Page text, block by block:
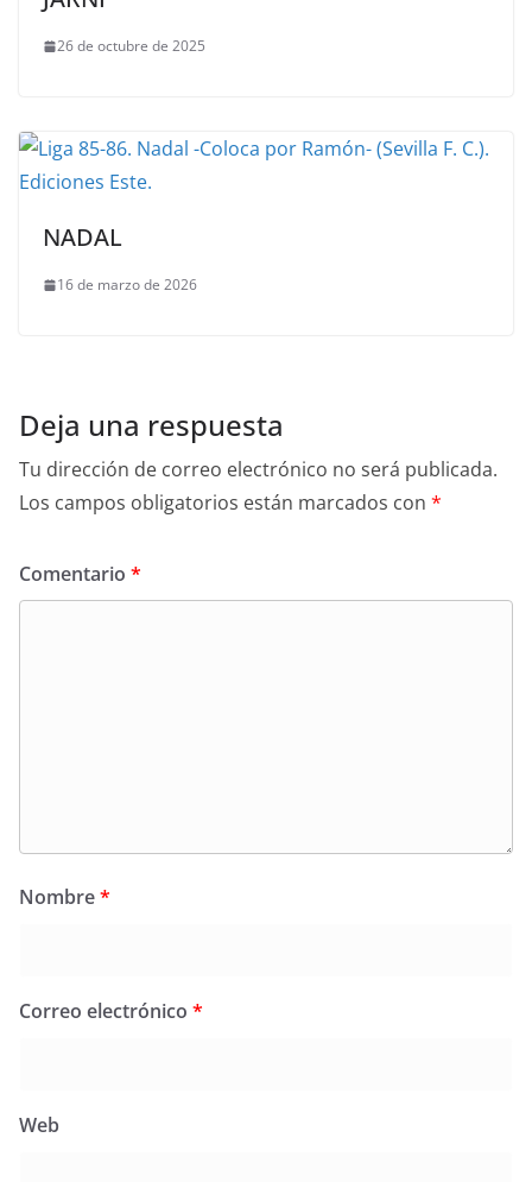
26 de octubre de 2025
NADAL
16 de marzo de 2026
Deja una respuesta
Tu dirección de correo electrónico no será publicada.
Los campos obligatorios están marcados con *
Comentario *
Nombre*
Correo electrónico *
Web